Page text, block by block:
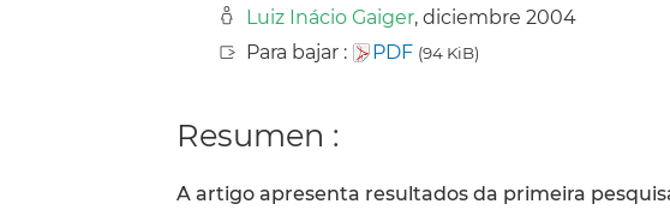
Luiz Inácio Gaiger, diciembre 2004
Para bajar :
PDF (94 KiB)
Resumen :
A artigo apresenta resultados da primeira